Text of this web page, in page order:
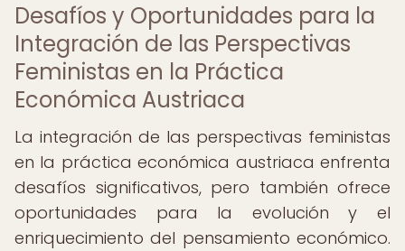
Desafíos y Oportunidades para la
Integración de las Perspectivas
Feministas en la Práctica
Económica Austriaca
La integración de las perspectivas feministas
en la práctica económica austriaca enfrenta
desafíos significativos, pero también ofrece
oportunidades para la evolución y el
enriquecimiento del pensamiento económico.